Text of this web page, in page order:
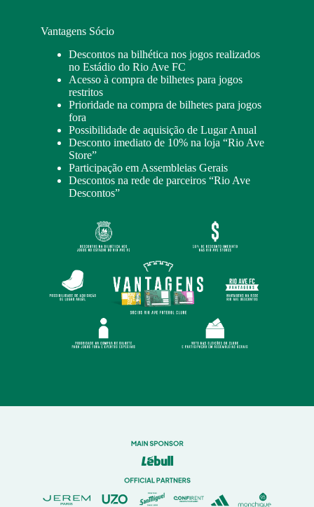
Vantagens Sócio​
Descontos na bilhética nos jogos realizados
no Estádio do Rio Ave FC
Acesso à compra de bilhetes para jogos
restritos
Prioridade na compra de bilhetes para jogos
fora
Possibilidade de aquisição de Lugar Anual
Desconto imediato de 10% na loja “Rio Ave
Store”
Participação em Assembleias Gerais
Descontos na rede de parceiros “Rio Ave
Descontos”